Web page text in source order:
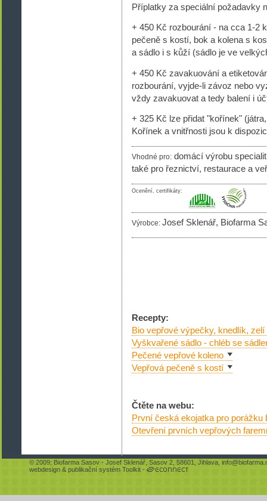
Příplatky za speciální požadavky
+ 450 Kč rozbourání - na cca 1-2
pečeně s kostí, bok a kolena s
a sádlo i s kůží (sádlo je ve
+ 450 Kč zavakuování a
rozbourání, vyjde-li závoz nebo
vždy zavakuovat a tedy balení i
+ 325 Kč lze přidat "kořínek"
Kořínek a vnitřnosti jsou k
Vhodné pro: domácí výrobu
také pro řeznictví, restaurace a
Ocenění, certifikáty:
Výrobce: Josef Sklenář, Biofarma
Recepty:
Bio vepřové výpečky, knedlík, zelí
Vyškvařené sádlo - chléb se
Pečené vepřové koleno
Vepřová pečeně s kostí
Čtěte na webu:
První česká ekojatka pro porážku
Otevření prvních vepřových
© 2009; Biofarma Sasov - Josef Sklenář, Sasov 2, 58601, Jihlava,
webdesign & publikační systém Toolkit -